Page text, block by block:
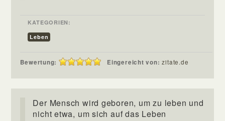
KATEGORIEN:
Leben
Bewertung: Eingereicht von:zitate.de
Der Mensch wird geboren, um zu leben und
nicht etwa, um sich auf das Leben